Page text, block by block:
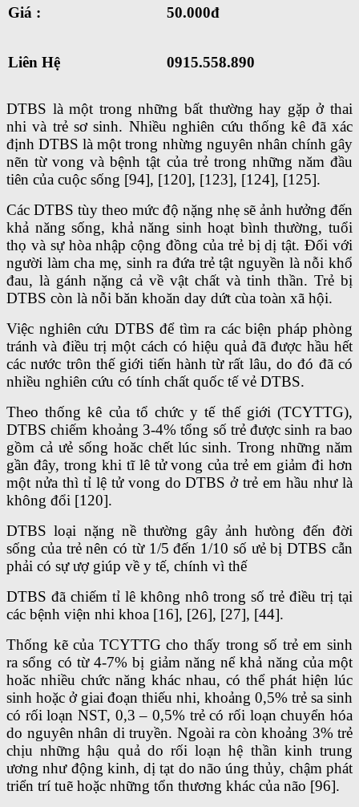
Giá : 50.000đ
Liên Hệ 0915.558.890
DTBS là một trong những bất thường hay gặp ở thai
nhi và trẻ sơ sinh. Nhiều nghiên cứu thống kê đã xác
định DTBS là một trong nhừng nguyên nhân chính gây
nẽn từ vong và bệnh tật của trẻ trong những năm đầu
tiên của cuộc sống [94], [120], [123], [124], [125].
Các DTBS tùy theo mức độ nặng nhẹ sẽ ảnh hưởng đến
khả năng sống, khả năng sinh hoạt bình thường, tuổi
thọ và sự hòa nhập cộng đồng của trẻ bị dị tật. Đối với
người làm cha mẹ, sinh ra đứa trẻ tật nguyền là nỗi khổ
đau, là gánh nặng cả về vật chất và tinh thần. Trẻ bị
DTBS còn là nỗi băn khoăn day dứt cùa toàn xã hội.
Việc nghiên cứu DTBS để tìm ra các biện pháp phòng
tránh và điều trị một cách có hiệu quả đã được hầu hết
các nước trôn thế giới tiến hành từ rất lâu, do đó đã có
nhiều nghiên cứu có tính chất quốc tế vẻ DTBS.
Theo thống kê của tổ chức y tế thế giới (TCYTTG),
DTBS chiếm khoảng 3-4% tổng số trẻ được sinh ra bao
gồm cả ưẻ sống hoăc chết lúc sinh. Trong những năm
gần đây, trong khi tĩ lê tử vong của trẻ em giảm đi hơn
một nửa thì tỉ lệ tử vong do DTBS ở trẻ em hầu như là
không đổi [120].
DTBS loại nặng nề thường gây ảnh hưòng đến đời
sống của trẻ nên có từ 1/5 đến 1/10 số ưẻ bị DTBS cẫn
phải có sự ượ giúp về y tế, chính vì thế
DTBS đã chiếm tỉ lê không nhô trong số trẻ điều trị tại
các bệnh viện nhi khoa [16], [26], [27], [44].
Thống kẽ của TCYTTG cho thấy trong số trẻ em sinh
ra sổng có từ 4-7% bị giảm năng nể khả năng của một
hoăc nhiều chức năng khác nhau, có thể phát hiện lúc
sinh hoặc ở giai đoạn thiếu nhi, khoảng 0,5% trẻ sa sinh
có rối loạn NST, 0,3 – 0,5% trẻ có rối loạn chuyển hóa
do nguyên nhân di truyền. Ngoài ra còn khoảng 3% trẻ
chịu những hậu quả do rối loạn hệ thần kinh trung
ương như động kinh, dị tạt do não úng thủy, chậm phát
triển trí tuẽ hoặc những tổn thương khác của não [96].